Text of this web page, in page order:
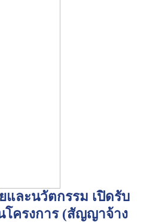
และนวัตกรรม เปิดรับ
โครงการ (สัญญาจ้าง